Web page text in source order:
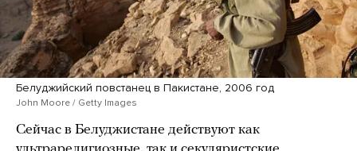
Белуджийский повстанец в Пакистане, 2006 год
John Moore / Getty Images
Сейчас в Белуджистане действуют как